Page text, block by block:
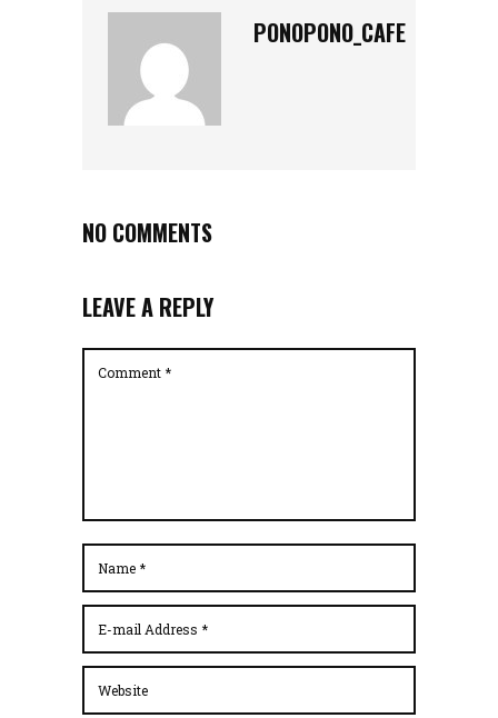
PONOPONO_CAFE
NO COMMENTS
LEAVE A REPLY